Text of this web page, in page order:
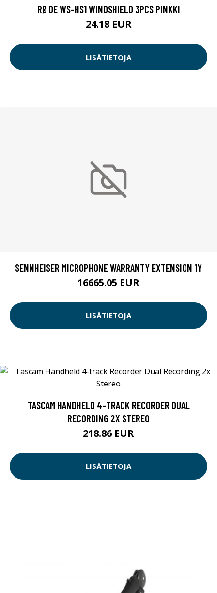
RØDE WS-HS1 WINDSHIELD 3PCS PINKKI
24.18 EUR
LISÄTIETOJA
SENNHEISER MICROPHONE WARRANTY EXTENSION 1Y
16665.05 EUR
LISÄTIETOJA
TASCAM HANDHELD 4-TRACK RECORDER DUAL
RECORDING 2X STEREO
218.86 EUR
LISÄTIETOJA